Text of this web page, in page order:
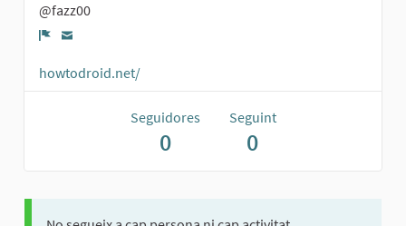
@fazz00
howtodroid.net/
Seguidores
0
Seguint
0